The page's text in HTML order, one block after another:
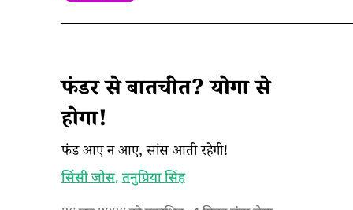
फंडर से बातचीत? योगा से
होगा!
फंड आए न आए, सांस आती रहेगी!
सिंसी जोस,तनुप्रिया सिंह